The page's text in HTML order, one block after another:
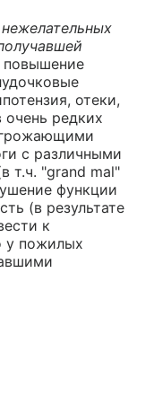
повышение
отеки,
редких
с различными
т.ч. "grand mal"
функции
(в результате
к
у пожилых